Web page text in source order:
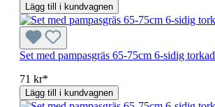
Lägg till i kundvagnen
Set med pampasgräs 65-75cm 6-sidig torkad
71 kr*
Lägg till i kundvagnen